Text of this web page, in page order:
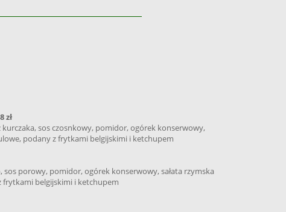
zł
kurczaka, sos czosnkowy, pomidor, ogórek konserwowy,
podany z frytkami belgijskimi i ketchupem
sos porowy, pomidor, ogórek konserwowy, sałata rzymska
frytkami belgijskimi i ketchupem